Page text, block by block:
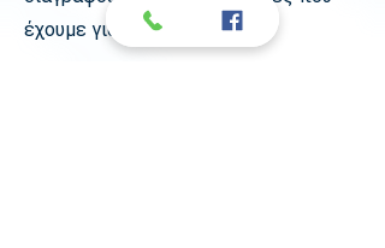
έχουμε για εσένα.